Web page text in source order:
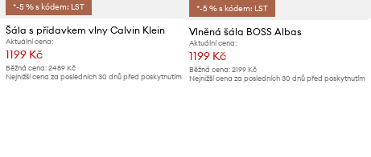
*-5 % s kódem: LST
Šála s přídavkem vlny Calvin Klein
Aktuální cena:
1199 Kč
Běžná cena: 2489 Kč
Nejnižší cena za posledních 30 dnů před poskytnutím
*-5 % s kódem: LST
Vlněná šála BOSS Albas
Aktuální cena:
1199 Kč
Běžná cena: 2199 Kč
Nejnižší cena za posledních 30 dnů před poskytnutím